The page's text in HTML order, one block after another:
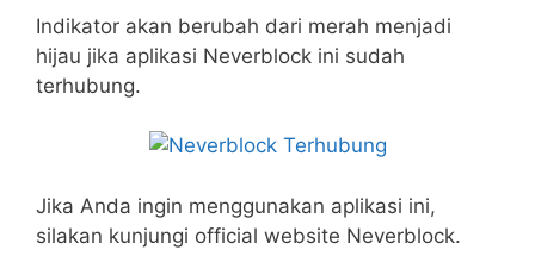
Indikator akan berubah dari merah menjadi
hijau jika aplikasi Neverblock ini sudah
terhubung.
Jika Anda ingin menggunakan aplikasi ini,
silakan kunjungi official website Neverblock.